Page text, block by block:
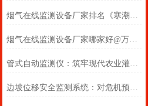
烟气在线监测设备厂家排名《寒潮新闻》低温持续预警
烟气在线监测设备厂家哪家好@万象设备价格实惠《台风新闻》
管式自动监测仪：筑牢现代农业灌溉数据基石
边坡位移安全监测系统：对危机预警，筑牢矿区防汛安全防线